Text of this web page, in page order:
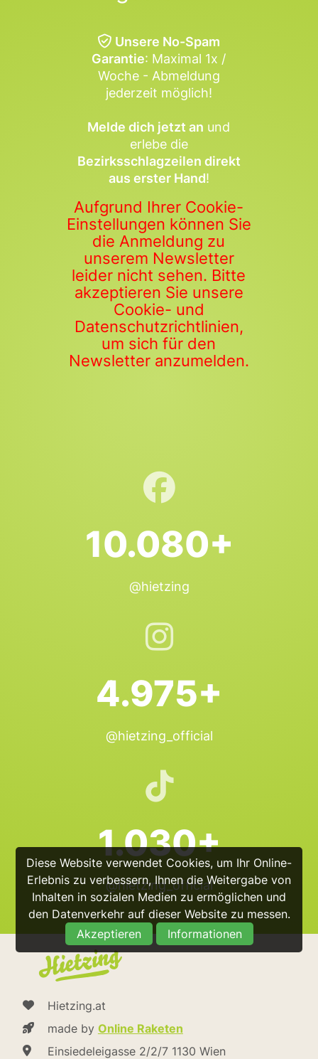
Diese Website verwendet Cookies, um Ihr Online-
Erlebnis zu verbessern, Ihnen die Weitergabe von
Inhalten in sozialen Medien zu ermöglichen und
den Datenverkehr auf dieser Website zu messen.
Akzeptieren
Informationen
Unsere No-Spam
Garantie: Maximal 1x /
Woche - Abmeldung
jederzeit möglich!
Melde dich jetzt an und
erlebe die
Bezirksschlagzeilen direkt
aus erster Hand!
Aufgrund Ihrer Cookie-
Einstellungen können Sie
die Anmeldung zu
unserem Newsletter
leider nicht sehen. Bitte
akzeptieren Sie unsere
Cookie- und
Datenschutzrichtlinien,
um sich für den
Newsletter anzumelden.
10.080+
@hietzing
4.975+
@hietzing_official
1.030+
@hietzing_official
Hietzing.at
made by Online Raketen
Einsiedeleigasse 2/2/7 1130 Wien